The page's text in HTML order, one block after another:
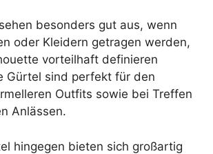
besonders gut aus, wenn
oder Kleidern getragen werden,
vorteilhaft definieren
Gürtel sind perfekt für den
Outfits sowie bei Treffen
Anlässen.
hingegen bieten sich großartig